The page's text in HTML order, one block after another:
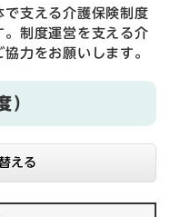
支える介護保険制度
。制度運営を支える介
力をお願いします。
）
える